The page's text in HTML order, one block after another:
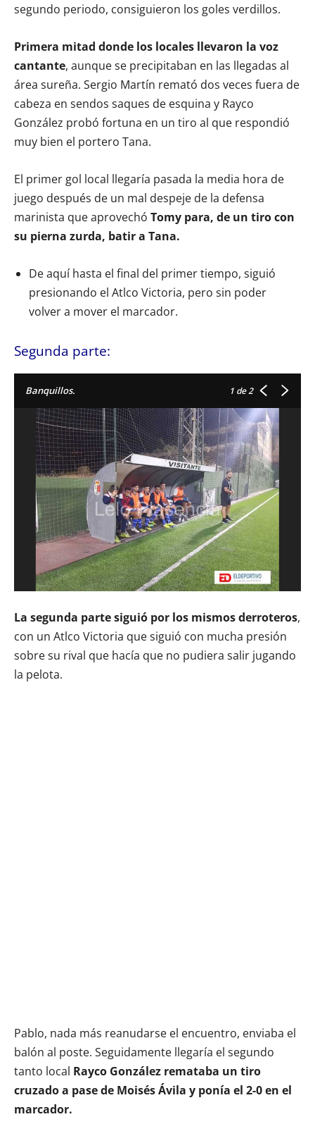
segundo periodo, consiguieron los goles verdillos.
Primera mitad donde los locales llevaron la voz
cantante, aunque se precipitaban en las llegadas al
área sureña. Sergio Martín remató dos veces fuera de
cabeza en sendos saques de esquina y Rayco
González probó fortuna en un tiro al que respondió
muy bien el portero Tana.
El primer gol local llegaría pasada la media hora de
juego después de un mal despeje de la defensa
marinista que aprovechó Tomy para, de un tiro con
su pierna zurda, batir a Tana.
De aquí hasta el final del primer tiempo, siguió
presionando el Atlco Victoria, pero sin poder
volver a mover el marcador.
Segunda parte:
Banquillos. 1 de 2
La segunda parte siguió por los mismos derroteros,
con un Atlco Victoria que siguió con mucha presión
sobre su rival que hacía que no pudiera salir jugando
la pelota.
Pablo, nada más reanudarse el encuentro, enviaba el
balón al poste. Seguidamente llegaría el segundo
tanto local Rayco González remataba un tiro
cruzado a pase de Moisés Ávila y ponía el 2-0 en el
marcador.